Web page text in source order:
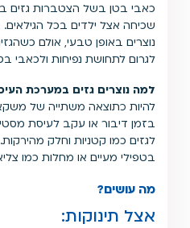
כאבי בטן בשל הצטברות גזים
שכיחה אצל ילדים בכל הגילאים.
נוצרים באופן טבעי, אולם
לגרום לתחושת נפיחות ולכאבי
למה נוצרים גזים במערכת
להיות כתוצאה משתייה של
בזמן דיבור או עקב לעיסת
לגזים כמו קטניות וחלק
בטפילי מעיים או מחלות כמו
מה עושים?
אצל תינוקות: